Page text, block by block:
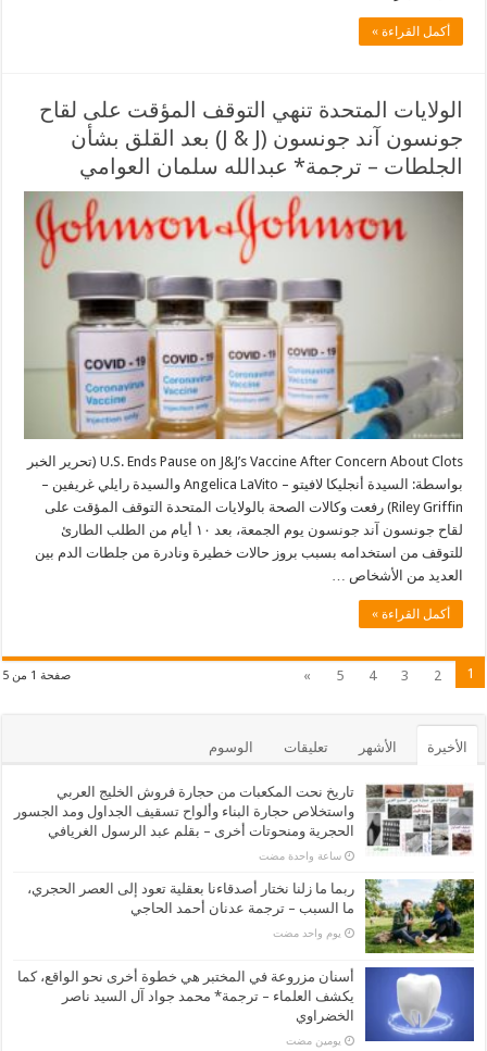
أكمل القراءة »
الولايات المتحدة تنهي التوقف المؤقت على لقاح
جونسون آند جونسون (J & J) بعد القلق بشأن
الجلطات – ترجمة* عبدالله سلمان العوامي
U.S. Ends Pause on J&J’s Vaccine After Concern About Clots (تحرير الخبر
بواسطة: السيدة أنجليكا لافيتو – Angelica LaVito والسيدة رايلي غريفين –
Riley Griffin) رفعت وكالات الصحة بالولايات المتحدة التوقف المؤقت على
لقاح جونسون آند جونسون يوم الجمعة، بعد ١٠ أيام من الطلب الطارئ
للتوقف من استخدامه بسبب بروز حالات خطيرة ونادرة من جلطات الدم بين
العديد من الأشخاص …
أكمل القراءة »
صفحة 1 من 5 1
2
3
4
5
»
الأخيرة الأشهر تعليقات الوسوم
تاريخ نحت المكعبات من حجارة فروش الخليج العربي
واستخلاص حجارة البناء وألواح تسقيف الجداول ومد الجسور
الحجرية ومنحوتات أخرى – بقلم عبد الرسول الغريافي
‏ساعة واحدة مضت
ربما ما زلنا نختار أصدقاءنا بعقلية تعود إلى العصر الحجري،
ما السبب – ترجمة عدنان أحمد الحاجي
‏يوم واحد مضت
أسنان مزروعة في المختبر هي خطوة أخرى نحو الواقع، كما
يكشف العلماء – ترجمة* محمد جواد آل السيد ناصر
الخضراوي
‏يومين مضت